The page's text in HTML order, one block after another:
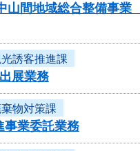
山間地域総合整備事
誘客推進課
展業務
物対策課
事業委託業務